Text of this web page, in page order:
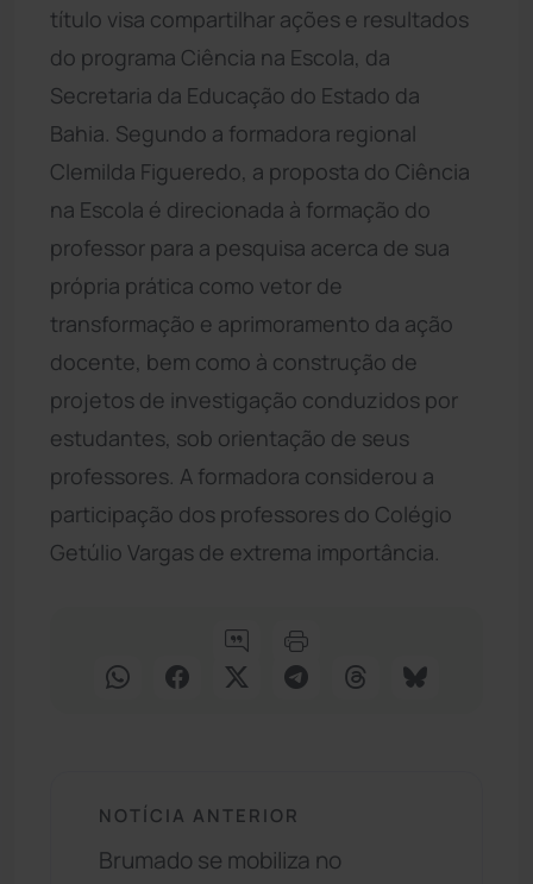
título visa compartilhar ações e resultados
do programa Ciência na Escola, da
Secretaria da Educação do Estado da
Bahia. Segundo a formadora regional
Clemilda Figueredo, a proposta do Ciência
na Escola é direcionada à formação do
professor para a pesquisa acerca de sua
própria prática como vetor de
transformação e aprimoramento da ação
docente, bem como à construção de
projetos de investigação conduzidos por
estudantes, sob orientação de seus
professores. A formadora considerou a
participação dos professores do Colégio
Getúlio Vargas de extrema importância.
NOTÍCIA ANTERIOR
Brumado se mobiliza no